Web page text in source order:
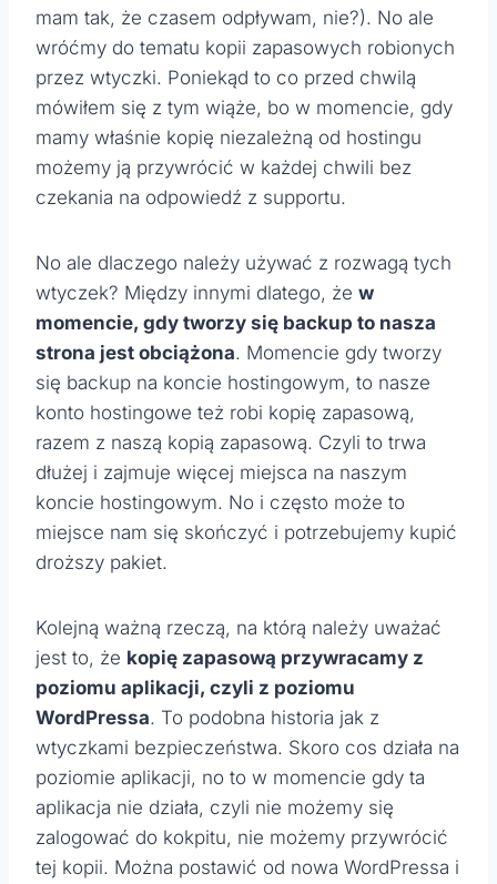
mam tak, że czasem odpływam, nie?). No ale
wróćmy do tematu kopii zapasowych robionych
przez wtyczki. Poniekąd to co przed chwilą
mówiłem się z tym wiąże, bo w momencie, gdy
mamy właśnie kopię niezależną od hostingu
możemy ją przywrócić w każdej chwili bez
czekania na odpowiedź z supportu.
No ale dlaczego należy używać z rozwagą tych
wtyczek? Między innymi dlatego, że w
momencie, gdy tworzy się backup to nasza
strona jest obciążona. Momencie gdy tworzy
się backup na koncie hostingowym, to nasze
konto hostingowe też robi kopię zapasową,
razem z naszą kopią zapasową. Czyli to trwa
dłużej i zajmuje więcej miejsca na naszym
koncie hostingowym. No i często może to
miejsce nam się skończyć i potrzebujemy kupić
droższy pakiet.
Kolejną ważną rzeczą, na którą należy uważać
jest to, że kopię zapasową przywracamy z
poziomu aplikacji, czyli z poziomu
WordPressa. To podobna historia jak z
wtyczkami bezpieczeństwa. Skoro cos działa na
poziomie aplikacji, no to w momencie gdy ta
aplikacja nie działa, czyli nie możemy się
zalogować do kokpitu, nie możemy przywrócić
tej kopii. Można postawić od nowa WordPressa i